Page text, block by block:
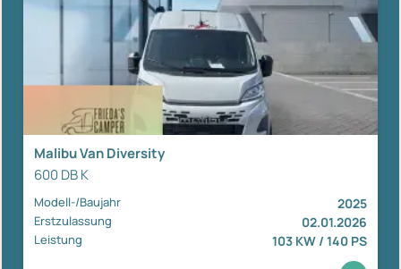
Malibu Van Diversity
600 DB K
Modell-/Baujahr 2025
Erstzulassung 02.01.2026
Leistung 103 KW / 140 PS